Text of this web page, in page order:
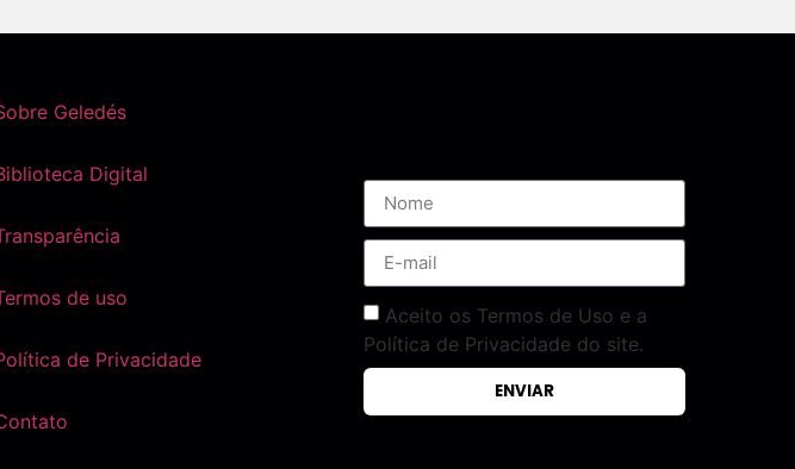
Geledés
Digital
de uso
de Privacidade
Aceito os Termos de Uso e a
Política de Privacidade do site.
ENVIAR